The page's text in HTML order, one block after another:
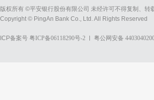
版权所有 ©平安银行股份有限公司 未经许可不得复制、转
Copyright © PingAn Bank Co., Ltd. All Rights Reserved
ICP备案号 粤ICP备06118290号-2 粤公网安备